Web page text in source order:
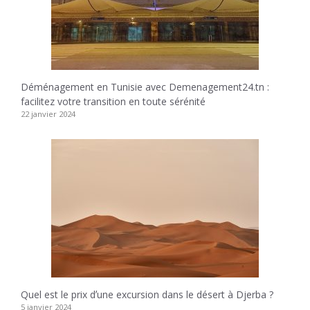
Déménagement en Tunisie avec Demenagement24.tn :
facilitez votre transition en toute sérénité
22 janvier 2024
Quel est le prix dʼune excursion dans le désert à Djerba ?
5 janvier 2024